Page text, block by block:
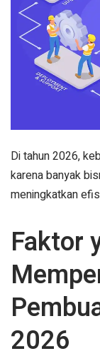
Di tahun 2026,
karena banyak
meningkatkan
Faktor
2026